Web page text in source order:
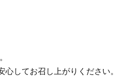
してお召し上がりください。